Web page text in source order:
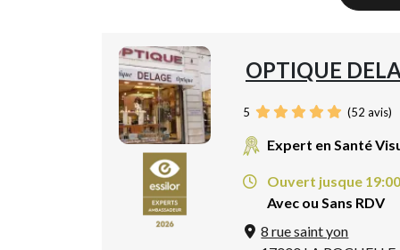
OPTIQUE
5 (52 avis)
Expert en Santé
Ouvert jusque 19:00
Avec ou Sans RDV
8 rue saint yon